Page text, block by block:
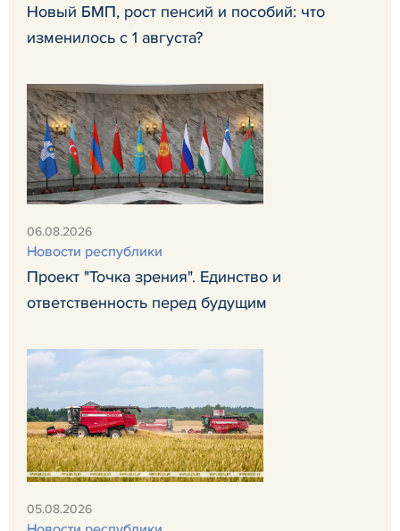
Новый БМП, рост пенсий и пособий: что
изменилось с 1 августа?
06.08.2026
Новости республики
Проект "Точка зрения". Единство и
ответственность перед будущим
05.08.2026